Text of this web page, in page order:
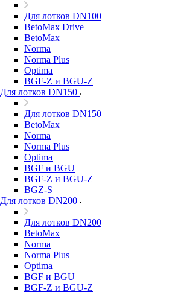
Для лотков DN100
BetoMax Drive
BetoMax
Norma
Norma Plus
Optima
BGF-Z и BGU-Z
Для лотков DN150
Для лотков DN150
BetoMax
Norma
Norma Plus
Optima
BGF и BGU
BGF-Z и BGU-Z
BGZ-S
Для лотков DN200
Для лотков DN200
BetoMax
Norma
Norma Plus
Optima
BGF и BGU
BGF-Z и BGU-Z